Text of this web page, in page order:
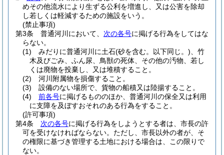
めその他流水により生ずる公利を増進し、又は公害を除却
し若しくは軽減するための施設をいう。
(禁止事項)
第3条
普通河川において、 次の各号に掲げる行為をしてはな
らない。
(1)
みだりに普通河川に土石(砂を含む。以下同じ。) 、竹
木及びごみ、ふん尿、鳥獣の死体、その他の汚物、若し
くは廃物を投棄し、又は堆積すること。
(2)
河川附属物を損傷すること。
(3)
設備のない場所で、貨物の船積又は陸揚すること。
(4)
前各号に掲げるもののほか、普通河川の保全又は利用
に支障を及ぼすおそれのある行為をすること。
(許可事項)
第4条
次の各号に掲げる行為をしようとする者は、市長の許
可を受けなければならない。 ただし、市長以外の者が、そ
の権限に基づき管理する土地における場合は、この限りで
ない。